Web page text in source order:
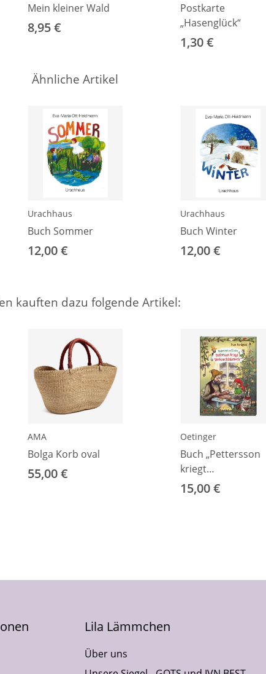
Mein kleiner Wald
8,95 €
Postkarte
„Hasenglück“
1,30 €
Ähnliche Artikel
Urachhaus
Buch Sommer
12,00 €
Urachhaus
Buch Winter
12,00 €
kauften dazu folgende Artikel:
AMA
Bolga Korb oval
55,00 €
Oetinger
Buch „Pettersson
kriegt
Weihnachtsbesuch"
15,00 €
Lila Lämmchen
Über uns